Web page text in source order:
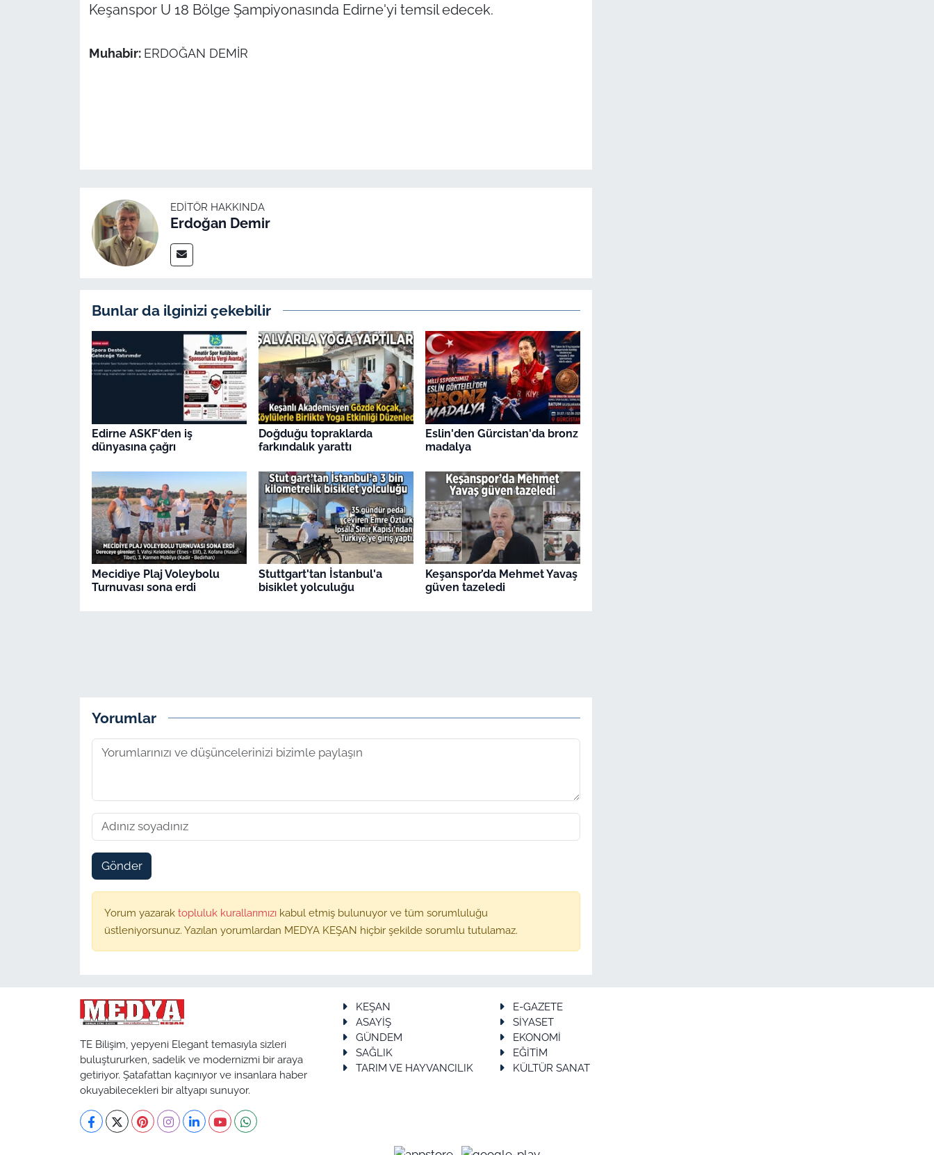
Keşanspor U 18 Bölge Şampiyonasında Edirne'yi temsil edecek.
Muhabir: ERDOĞAN DEMİR
EDITÖR HAKKINDA
Erdoğan Demir
Bunlar da ilginizi çekebilir
Edirne ASKF'den iş
dünyasına çağrı
Doğduğu topraklarda
farkındalık yarattı
Eslin'den Gürcistan'da bronz
madalya
Mecidiye Plaj Voleybolu
Turnuvası sona erdi
Stuttgart'tan İstanbul'a
bisiklet yolculuğu
Keşanspor’da Mehmet Yavaş
güven tazeledi
Yorumlar
Gönder
Yorum yazarak topluluk kurallarımızı kabul etmiş bulunuyor ve tüm sorumluluğu
üstleniyorsunuz. Yazılan yorumlardan MEDYA KEŞAN hiçbir şekilde sorumlu tutulamaz.
TE Bilişim, yepyeni Elegant temasıyla sizleri
buluştururken, sadelik ve modernizmi bir araya
getiriyor. Şatafattan kaçınıyor ve insanlara haber
okuyabilecekleri bir altyapı sunuyor.
KEŞAN
E-GAZETE
ASAYİŞ
SİYASET
GÜNDEM
EKONOMİ
SAĞLIK
EĞİTİM
TARIM VE HAYVANCILIK
KÜLTÜR SANAT